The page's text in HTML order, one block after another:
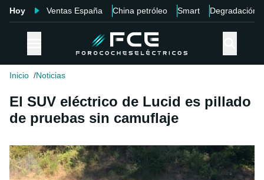
Hoy Ventas España China petróleo Smart Degradación
Inicio Noticias
El SUV eléctrico de Lucid es pillado
de pruebas sin camuflaje